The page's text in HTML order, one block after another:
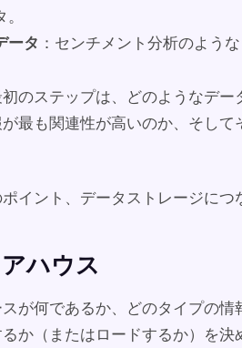
ータ ：センチメント分析のよう
のステップは、どのようなデ
最も関連性が高いのか、そし
イント、データストレージにつ
ハウス
が何であるか、どのタイプの
か（またはロードするか）を